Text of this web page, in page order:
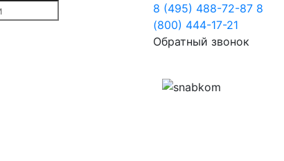
8 (495) 488-72-87 8
(800) 444-17-21
Обратный звонок